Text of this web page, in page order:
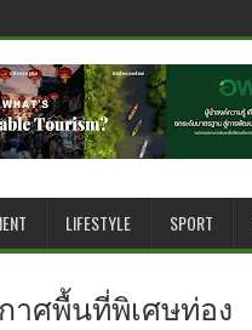
LIFESTYLE SPORT
าศพื้นที่พิเศษท่อง